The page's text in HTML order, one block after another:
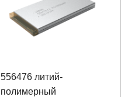
556476 литий-
полимерный